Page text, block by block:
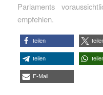
Parlaments
empfehlen.
teilen
teilen
E-Mail